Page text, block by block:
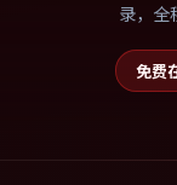
录，全
免费